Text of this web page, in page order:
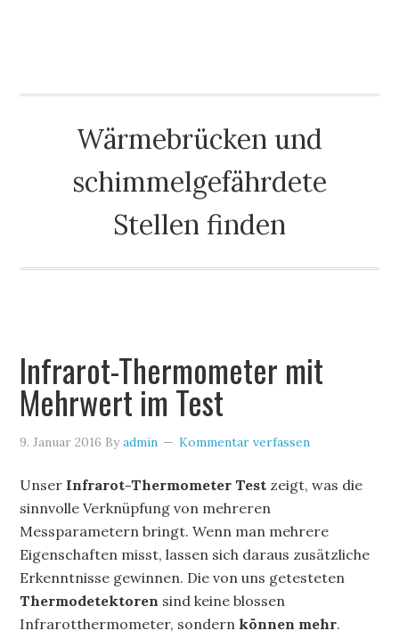
Wärmebrücken und
schimmelgefährdete
Stellen finden
Infrarot-Thermometer mit
Mehrwert im Test
9. Januar 2016 Byadmin Kommentar verfassen
Unser Infrarot-Thermometer Test zeigt, was die
sinnvolle Verknüpfung von mehreren
Messparametern bringt. Wenn man mehrere
Eigenschaften misst, lassen sich daraus zusätzliche
Erkenntnisse gewinnen. Die von uns getesteten
Thermodetektoren sind keine blossen
Infrarotthermometer, sondern können mehr.